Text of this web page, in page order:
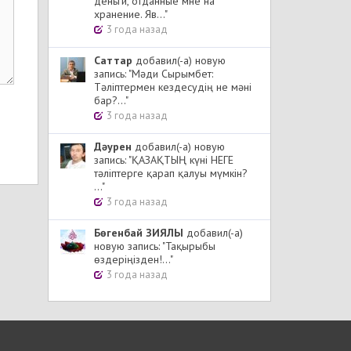
хранение. Яв..."
3 года назад
Cаттар добавил(-а) новую
запись: "Мәди Сырымбет:
Тәліптермен кездесудің не мәні
бар?..."
3 года назад
Дәурен добавил(-а) новую
запись: "ҚАЗАҚТЫҢ күні НЕГЕ
тәліптерге қарап қалуы мүмкін?
..."
3 года назад
Бөгенбай ЗИЯЛЫ добавил(-а)
новую запись: "Тақырыбы
өздеріңізден!..."
3 года назад